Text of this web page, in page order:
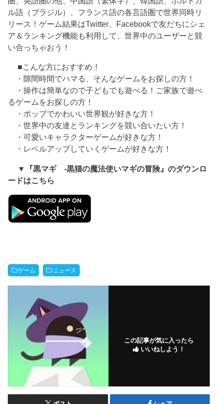
ル語（ブラジル）、フランス語の各言語圏で世界同時リ
リース！ゲーム結果はTwitter、Facebookで友だちにシェ
ア＆ランキング機能も利用して、世界中のユーザーと競
い合っちゃおう！
■こんな方におすすめ！
・隙間時間でハマる、そんなゲームをお探しの方！
・操作は簡単なので子どもでも遊べる！ご家族で遊べ
るゲームをお探しの方！
・ポップでかわいい世界観が好きな方！
・世界中の友達とランキングを競い合いたい方！
・可愛いキャラクターゲームが好きな方！
・レベルアップしていくゲームが好きな方！
▼『黒マギ -黒猫の魔法使いマギの冒険』のダウンロ
ードはこちら
ゲーム ニュース
この記事が気に入ったら
いいねしよう！